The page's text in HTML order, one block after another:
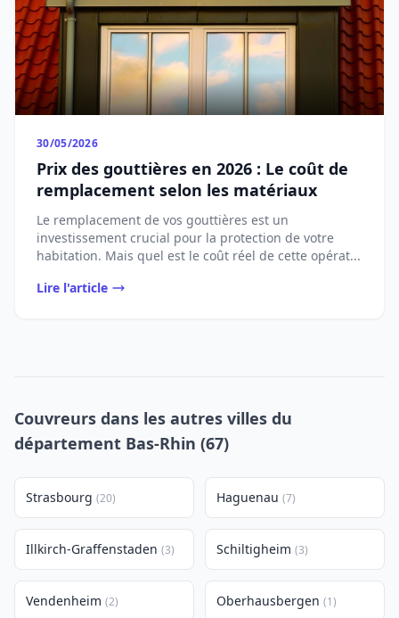
30/05/2026
Prix des gouttières en 2026 : Le coût de
remplacement selon les matériaux
Le remplacement de vos gouttières est un
investissement crucial pour la protection de votre
habitation. Mais quel est le coût réel de cette opérat...
Lire l'article
Couvreurs dans les autres villes du
département Bas-Rhin (67)
Strasbourg (20) Haguenau (7)
Illkirch-Graffenstaden (3) Schiltigheim (3)
Vendenheim (2) Oberhausbergen (1)